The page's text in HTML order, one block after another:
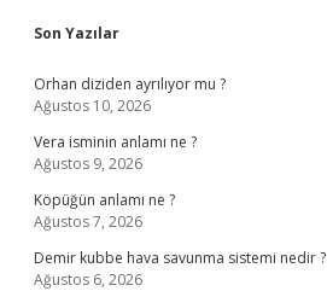
Sidebar
Son Yazılar
Orhan diziden ayrılıyor mu ?
Ağustos 10, 2026
Vera isminin anlamı ne ?
Ağustos 9, 2026
Köpüğün anlamı ne ?
Ağustos 7, 2026
Demir kubbe hava savunma sistemi nedir ?
Ağustos 6, 2026